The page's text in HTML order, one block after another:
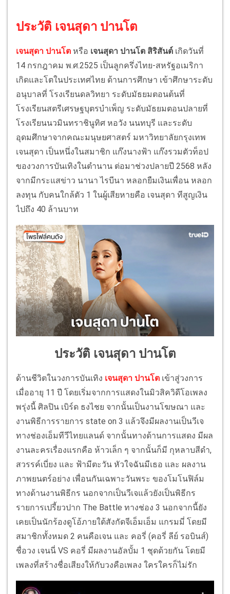
ประวัติ เจนสุดา ปานโต
เจนสุดา ปานโต หรือ เจนสุดา ปานโต สิริสันต์ เกิดวันที่
14 กรกฎาคม พ.ศ.2525 เป็นลูกครึ่งไทย-สหรัฐอเมริกา
เกิดและโตในประเทศไทย ด้านการศึกษา เข้าศึกษาระดับ
อนุบาลที่ โรงเรียนดลวิทยา ระดับมัธยมตอนต้นที่
โรงเรียนสตรีเศรษฐบุตรบำเพ็ญ ระดับมัธยมตอนปลายที่
โรงเรียนนวมินทราชินูทิศ หอวัง นนทบุรี และระดับ
อุดมศึกษาจากคณะมนุษยศาสตร์ มหาวิทยาลัยกรุงเทพ
เจนสุดา เป็นหนึ่งในสมาชิก แก๊งนางฟ้า แก๊งรวมตัวท็อป
ของวงการบันเทิงในตำนาน ต่อมาช่วงปลายปี 2568 หลัง
จากมีกระแสข่าว นานา ไรบีนา หลอกยืมเงินเพื่อน หลอก
ลงทุน กับคนใกล้ตัว 1 ในผู้เสียหายคือ เจนสุดา ทีสูญเงิน
ไปถึง 40 ล้านบาท
ประวัติ เจนสุดา ปานโต
ด้านชีวิตในวงการบันเทิง เจนสุดา ปานโต เข้าสู่วงการ
เมื่ออายุ 11 ปี โดยเริ่มจากการแสดงในมิวสิควิดีโอเพลง
พรุ่งนี้ ศิลปิน เบิร์ด ธงไชย จากนั้นเป็นงานโฆษณา และ
งานพิธีการรายการ state on 3 แล้วจึงมีผลงานเป็นวีเจ
ทางช่องเอ็มทีวีไทยแลนด์ จากนั้นทางด้านการแสดง มีผล
งานละครเรื่องแรกคือ ห้าวเล็ก ๆ จากนั้นก็มี กุหลาบสีดำ,
สวรรค์เบี่ยง และ ฟ้ามีตะวัน หัวใจฉันมีเธอ และ ผลงาน
ภาพยนตร์อย่าง เพื่อนกันเฉพาะวันพระ ของโมโนฟิล์ม
ทางด้านงานพิธีกร นอกจากเป็นวีเจแล้วยังเป็นพิธีกร
รายการเปรี้ยวปาก The Battle ทางช่อง 3 นอกจากนี้ยัง
เคยเป็นนักร้องดูโอ้ภายใต้สังกัดจีเอ็มเอ็ม แกรมมี่ โดยมี
สมาชิกทั้งหมด 2 คนคือเจน และ คอรี่ (คอรี่ ลีย์ รอบินส์)
ชื่อวง เจนนี่ VS คอรี่ มีผลงานอัลบั้ม 1 ชุดด้วยกัน โดยมี
เพลงที่สร้างชื่อเสียงให้กับวงคือเพลง ใครใครก็ไม่รัก